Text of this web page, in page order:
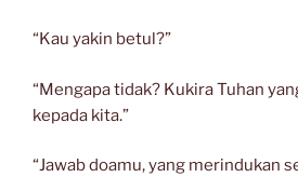
“Kau yakin betul?”
“Mengapa tidak? Kukira Tuhan
kepada kita.”
“Jawab doamu, yang merindukan